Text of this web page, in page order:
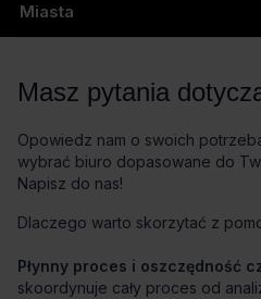
Miasta
Masz pytania
Opowiedz nam o swoich
wybrać biuro dopasowane do
Napisz do nas!
Dlaczego warto skorzytać z
Płynny proces i oszczędność
skoordynuje cały proces od